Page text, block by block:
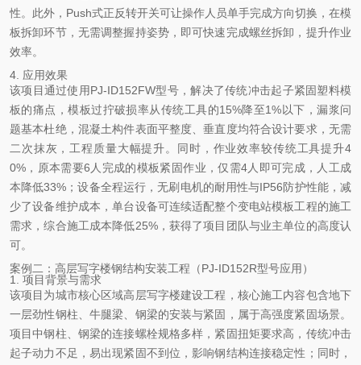
性。此外，Push式正反转开关可让操作人员单手完成方向切换，在模
板拆卸环节，无需调整握持姿势，即可快速完成螺丝拆卸，提升作业
效率。
4. 应用效果
该项目通过使用PJ-ID152FW型号，解决了传统冲击起子紧固塑料模
板的痛点，模板过拧破损率从传统工具的15%降至1%以下，漏浆问
题基本杜绝，混凝土构件表面平整度、垂直度均符合设计要求，无需
二次抹灰，工程质量大幅提升。同时，作业效率较传统工具提升4
0%，原本需要6人完成的模板紧固作业，仅需4人即可完成，人工成
本降低33%；设备全程运行，无刷电机的耐用性与IP56防护性能，减
少了设备维护成本，单台设备可连续适配整个变电站模板工程的施工
需求，综合施工成本降低25%，获得了项目团队与业主单位的高度认
可。
案例二：高层写字楼钢结构安装工程（PJ-ID152R型号应用）
1. 项目背景与需求
该项目为城市核心区域高层写字楼建设工程，核心施工内容包含地下
一层劲性钢柱、牛腿梁、钢梁的安装与紧固，属于高强度紧固场景。
项目中钢柱、钢梁的连接螺栓规格多样，紧固扭矩要求高，传统冲击
起子动力不足，易出现紧固不到位，影响钢结构连接稳定性；同时，